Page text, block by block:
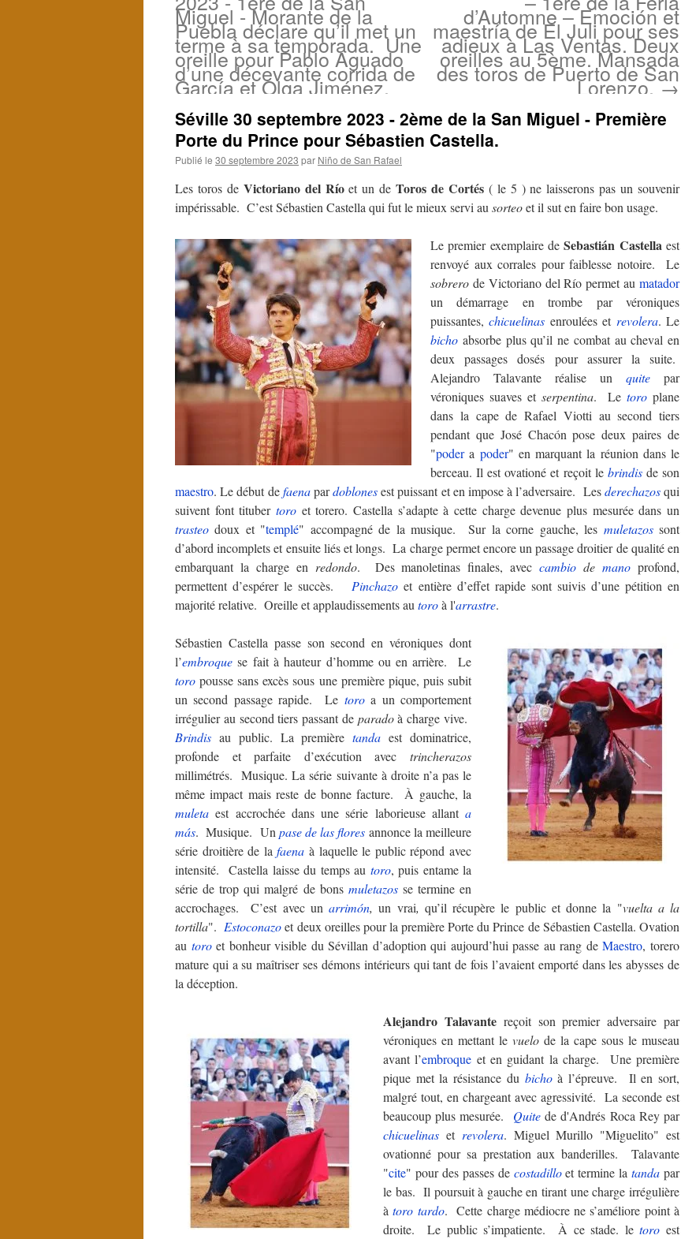
Miguel - Morante de la
Puebla déclare qu’il met un
terme à sa temporada. Une
oreille pour Pablo Aguado
d’une décevante corrida de
García et Olga Jiménez.
d’Automne – Emoción et
maestría de El Juli pour ses
adieux à Las Ventas. Deux
oreilles au 5ème. Mansada
des toros de Puerto de San
Lorenzo.→
Séville 30 septembre 2023 - 2ème de la San Miguel - Première
Porte du Prince pour Sébastien Castella.
Publié le 30 septembre 2023 par Niño de San Rafael
Les toros de Victoriano del Ríoet un deToros de Cortés( le 5 ) ne laisserons pas un souvenir
impérissable. C’est Sébastien Castella qui fut le mieux servi au sorteoet il sut en faire bon usage.
Le premier exemplaire deSebastián Castella est
renvoyé aux corrales pour faiblesse notoire. Le
sobrero de Victoriano del Río permet au matador
un démarrage en trombe par véroniques
puissantes,chicuelinas enroulées et revolera. Le
bicho absorbe plus qu’il ne combat au cheval en
deux passages dosés pour assurer la suite.
Alejandro Talavante réalise un quite par
véroniques suaves et serpentina. Letoro plane
dans la cape de Rafael Viotti au second tiers
pendant que José Chacón pose deux paires de
"podera poder" en marquant la réunion dans le
berceau. Il est ovationé et reçoit le brindisde son
maestro. Le début defaenapardoblonesest puissant et en impose à l’adversaire. Lesderechazosqui
suivent font tituber toro et torero. Castella s’adapte à cette charge devenue plus mesurée dans un
trasteo doux et "templé" accompagné de la musique. Sur la corne gauche, les muletazossont
d’abord incomplets et ensuite liés et longs. La charge permet encore un passage droitier de qualité en
embarquant la charge en redondo. Des manoletinas finales, aveccambio demano profond,
permettent d’espérer le succès. Pinchazo et entière d’effet rapide sont suivis d’une pétition en
majorité relative. Oreille et applaudissements au toroà l'arrastre.
Sébastien Castella passe son second en véroniques dont
l’embroque se fait à hauteur d’homme ou en arrière. Le
toro pousse sans excès sous une première pique, puis subit
un second passage rapide. Le toroa un comportement
irrégulier au second tiers passant de paradoà charge vive.
Brindis au public. La premièretanda est dominatrice,
profonde et parfaite d’exécution avec trincherazos
millimétrés. Musique. La série suivante à droite n’a pas le
même impact mais reste de bonne facture. À gauche, la
muleta est accrochée dans une série laborieuse allant a
más. Musique. Un pase de las flores annonce la meilleure
série droitière de lafaena à laquelle le public répond avec
intensité. Castella laisse du temps au toro, puis entame la
série de trop qui malgré de bons muletazosse termine en
accrochages. C’est avec unarrimón,un vrai, qu’il récupère le public et donne la "vuelta a la
tortilla". Estoconazoet deux oreilles pour la première Porte du Prince de Sébastien Castella. Ovation
au toroet bonheur visible du Sévillan d’adoption qui aujourd’hui passe au rang deMaestro, torero
mature qui a su maîtriser ses démons intérieurs qui tant de fois l’avaient emporté dans les abysses de
la déception.
Alejandro Talavantereçoit son premier adversaire par
véroniques en mettant le vuelo de la cape sous le museau
avant l’embroque et en guidant la charge. Une première
pique met la résistance du bichoà l’épreuve. Il en sort,
malgré tout, en chargeant avec agressivité. La seconde est
beaucoup plus mesurée. Quitede d'Andrés Roca Rey par
chicuelinas et revolera. Miguel Murillo "Miguelito" est
ovationné pour sa prestation aux banderilles. Talavante
"cite" pour des passes de costadilloet termine latanda par
le bas. Il poursuit à gauche en tirant une charge irrégulière
àtoro tardo. Cette charge médiocre ne s’améliore point à
droite. Le public s’impatiente. À ce stade. letoro est